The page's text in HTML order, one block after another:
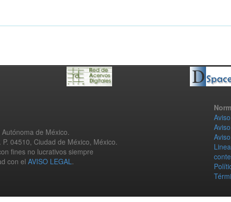
de México.
04510, Ciudad de México, México.
fines no lucrativos siempre
con el AVISO LEGAL.